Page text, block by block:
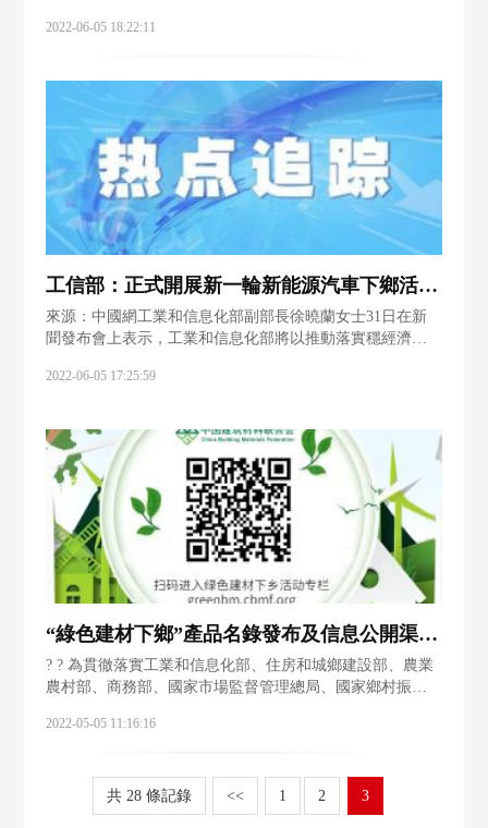
紹，活動委托中國建筑材料聯合會、綠色建材產品認證技
2022-06-05 18:22:11
工信部：正式開展新一輪新能源汽車下鄉活動 后續還將組織家電、綠色建材下鄉等活動
來源：中國網工業和信息化部副部長徐曉蘭女士31日在新
聞發布會上表示，工業和信息化部將以推動落實穩經濟一
濟大盤提供堅實支撐。著力擴大投資和消費。加快實施制
2022-06-05 17:25:59
“綠色建材下鄉”產品名錄發布及信息公開渠道開通
? ? 為貫徹落實工業和信息化部、住房和城鄉建設部、農業
農村部、商務部、國家市場監督管理總局、國家鄉村振興
聯原〔2022〕7號），加快綠色建材生產、認證和推廣應
2022-05-05 11:16:16
共 28 條記錄 << 1 2 3